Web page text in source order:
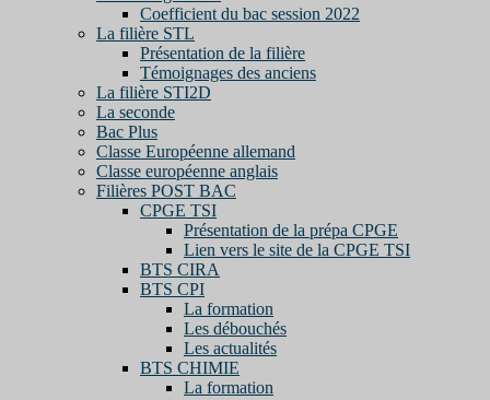
Coefficient du bac session 2022
La filière STL
Présentation de la filière
Témoignages des anciens
La filière STI2D
La seconde
Bac Plus
Classe Européenne allemand
Classe européenne anglais
Filières POST BAC
CPGE TSI
Présentation de la prépa CPGE
Lien vers le site de la CPGE TSI
BTS CIRA
BTS CPI
La formation
Les débouchés
Les actualités
BTS CHIMIE
La formation